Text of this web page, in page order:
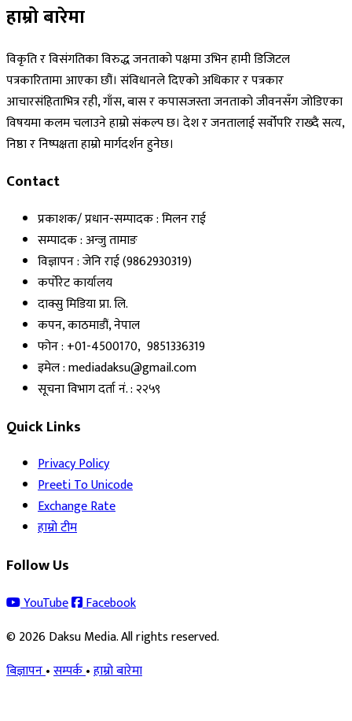
हाम्रो बारेमा
विकृति र विसंगतिका विरुद्ध जनताको पक्षमा उभिन हामी डिजिटल
पत्रकारितामा आएका छौं। संविधानले दिएको अधिकार र पत्रकार
आचारसंहिताभित्र रही, गाँस, बास र कपासजस्ता जनताको जीवनसँग जोडिएका
विषयमा कलम चलाउने हाम्रो संकल्प छ। देश र जनतालाई सर्वोपरि राख्दै सत्य,
निष्ठा र निष्पक्षता हाम्रो मार्गदर्शन हुनेछ।
Contact
प्रकाशक/ प्रधान-सम्पादक : मिलन राई
सम्पादक : अन्जु तामाङ
विज्ञापन : जेनि राई (9862930319)
कर्पोरेट कार्यालय
दाक्सु मिडिया प्रा. लि.
कपन, काठमाडौं, नेपाल
फोन : +01-4500170, 9851336319
इमेल : mediadaksu@gmail.com
सूचना विभाग दर्ता नं. : २२५९
Quick Links
Privacy Policy
Preeti To Unicode
Exchange Rate
हाम्रो टीम
Follow Us
YouTube
Facebook
© 2026 Daksu Media. All rights reserved.
बिज्ञापन•सम्पर्क•हाम्रो बारेमा